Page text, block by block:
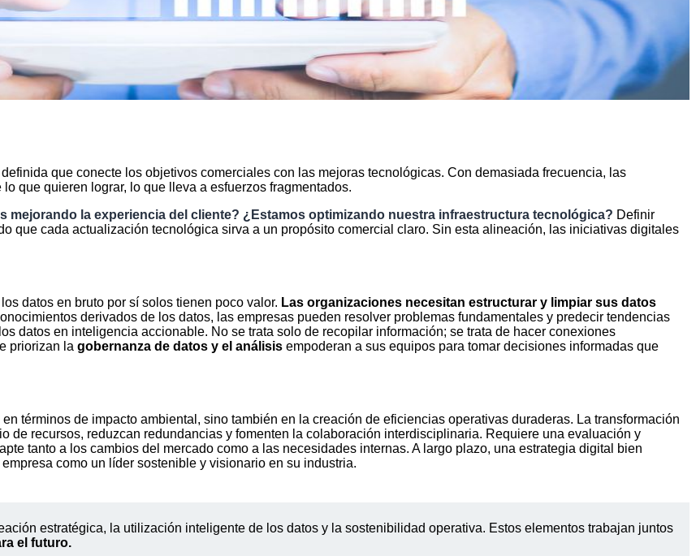
que conecte los objetivos comerciales con las mejoras tecnológicas. Con demasiada frecuencia, las
que quieren lograr, lo que lleva a esfuerzos fragmentados.
mejorando la experiencia del cliente? ¿Estamos optimizando nuestra infraestructura tecnológica? Definir
que cada actualización tecnológica sirva a un propósito comercial claro. Sin esta alineación, las iniciativas digitales
datos en bruto por sí solos tienen poco valor. Las organizaciones necesitan estructurar y limpiar sus datos
derivados de los datos, las empresas pueden resolver problemas fundamentales y predecir tendencias
datos en inteligencia accionable. No se trata solo de recopilar información; se trata de hacer conexiones
priorizan la gobernanza de datos y el análisis empoderan a sus equipos para tomar decisiones informadas que
términos de impacto ambiental, sino también en la creación de eficiencias operativas duraderas. La transformación
de recursos, reduzcan redundancias y fomenten la colaboración interdisciplinaria. Requiere una evaluación y
tanto a los cambios del mercado como a las necesidades internas. A largo plazo, una estrategia digital bien
como un líder sostenible y visionario en su industria.
estratégica, la utilización inteligente de los datos y la sostenibilidad operativa. Estos elementos trabajan juntos
el futuro.